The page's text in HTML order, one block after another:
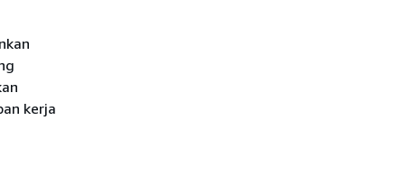
kerja